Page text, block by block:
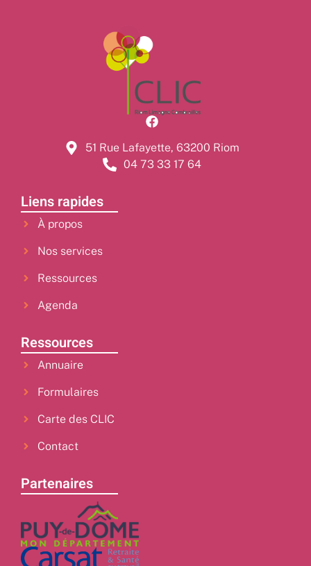
51 Rue Lafayette, 63200 Riom
04 73 33 17 64
Liens rapides
À propos
Nos services
Ressources
Agenda
Ressources
Annuaire
Formulaires
Carte des CLIC
Contact
Partenaires